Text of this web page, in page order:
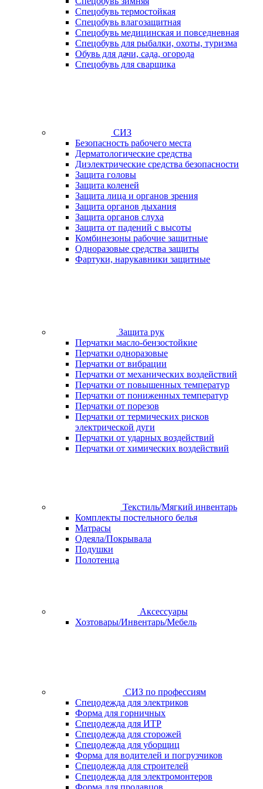
Спецобувь термостойкая
Спецобувь влагозащитная
Спецобувь медицинская и повседневная
Спецобувь для рыбалки, охоты, туризма
Обувь для дачи, сада, огорода
Спецобувь для сварщика
СИЗ
Безопасность рабочего места
Дерматологические средства
Диэлектрические средства безопасности
Защита головы
Защита коленей
Защита лица и органов зрения
Защита органов дыхания
Защита органов слуха
Защита от падений с высоты
Комбинезоны рабочие защитные
Одноразовые средства защиты
Фартуки, нарукавники защитные
Защита рук
Перчатки масло-бензостойкие
Перчатки одноразовые
Перчатки от вибрации
Перчатки от механических воздействий
Перчатки от повышенных температур
Перчатки от пониженных температур
Перчатки от порезов
Перчатки от термических рисков
электрической дуги
Перчатки от ударных воздействий
Перчатки от химических воздействий
Текстиль/Мягкий инвентарь
Комплекты постельного белья
Матрасы
Одеяла/Покрывала
Подушки
Полотенца
Аксессуары
Хозтовары/Инвентарь/Мебель
СИЗ по профессиям
Спецодежда для электриков
Форма для горничных
Спецодежда для ИТР
Спецодежда для сторожей
Спецодежда для уборщиц
Форма для водителей и погрузчиков
Спецодежда для строителей
Спецодежда для электромонтеров
Форма для продавцов